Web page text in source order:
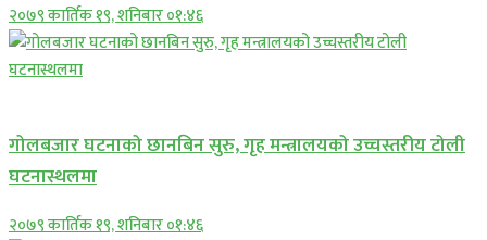
२०७९ कार्तिक १९, शनिबार ०१:४६
गोलबजार घटनाको छानबिन सुरु, गृह मन्त्रालयको उच्चस्तरीय टोली
घटनास्थलमा
२०७९ कार्तिक १९, शनिबार ०१:४६